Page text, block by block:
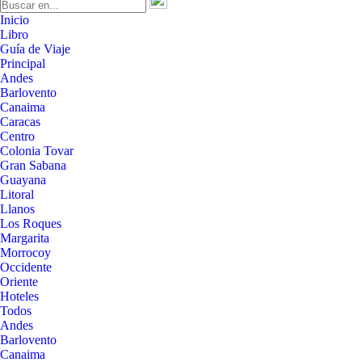
Inicio
Libro
Guía de Viaje
Principal
Andes
Barlovento
Canaima
Caracas
Centro
Colonia Tovar
Gran Sabana
Guayana
Litoral
Llanos
Los Roques
Margarita
Morrocoy
Occidente
Oriente
Hoteles
Todos
Andes
Barlovento
Canaima